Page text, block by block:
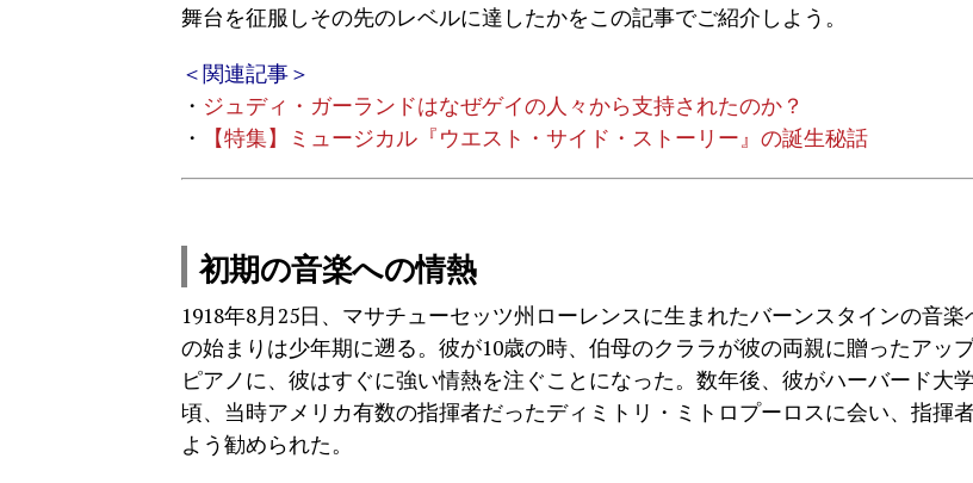
舞台を征服しその先のレベルに達したかをこの記事でご紹介しよう。
＜関連記事＞
・ ジュディ・ガーランドはなぜゲイの人々から支持されたのか？
・
【特集】ミュージカル『ウエスト・サイド・ストーリー』の誕生秘話
初期の音楽への情熱
1918年8月25日、マサチューセッツ州ローレンスに生まれたバーンスタインの音楽
の始まりは少年期に遡る。彼が10歳の時、伯母のクララが彼の両親に贈ったアッ
ピアノに、彼はすぐに強い情熱を注ぐことになった。数年後、彼がハーバード大
頃、当時アメリカ有数の指揮者だったディミトリ・ミトロプーロスに会い、指揮
よう勧められた。